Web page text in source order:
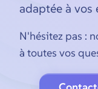
adaptée à vos
N'hésitez pas :
à toutes vos